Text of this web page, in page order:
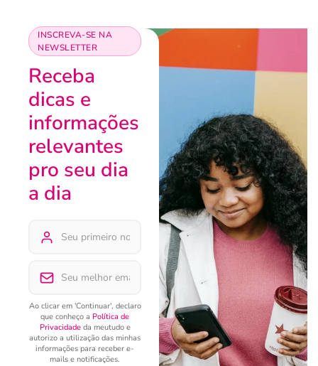
INSCREVA-SE NA
NEWSLETTER
Receba
dicas e
informações
relevantes
pro seu dia
a dia
Ao clicar em 'Continuar', declaro
que conheço a Política de
Privacidadeda meutudo e
autorizo a utilização das minhas
informações para receber e-
mails e notificações.